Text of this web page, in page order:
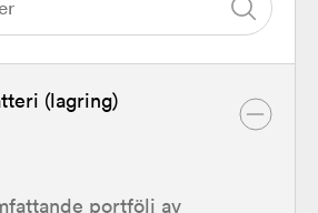
(lagring)
portfölj av